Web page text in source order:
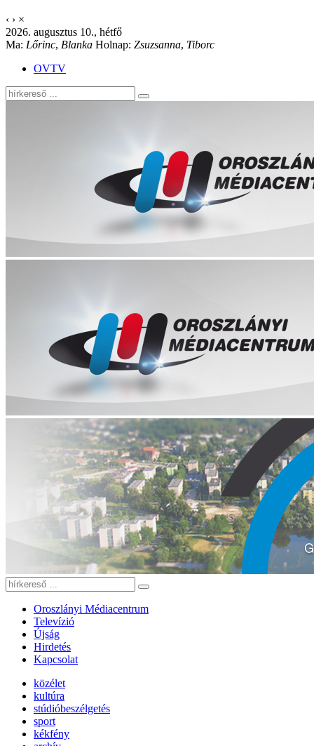
‹ › ×
2026. augusztus 10., hétfő
Ma: Lőrinc, Blanka Holnap: Zsuzsanna, Tiborc
OVTV
Oroszlányi Médiacentrum
Televízió
Újság
Hirdetés
Kapcsolat
közélet
kultúra
stúdióbeszélgetés
sport
kékfény